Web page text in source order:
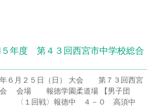
年度 第４３回西宮市中学校総合
月２５日（日） 大会 第７３回西宮
会 会場 報徳学園柔道場 【男子団
１回戦〉報徳中 ４－０ 高須中